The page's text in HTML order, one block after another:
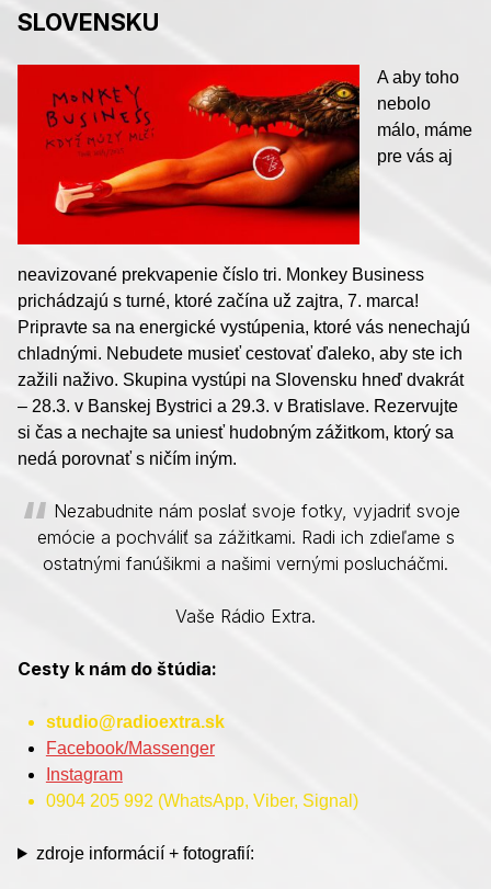
SLOVENSKU
A aby toho
nebolo
málo, máme
pre vás aj
neavizované prekvapenie číslo tri. Monkey Business
prichádzajú s turné, ktoré začína už zajtra, 7. marca!
Pripravte sa na energické vystúpenia, ktoré vás nenechajú
chladnými. Nebudete musieť cestovať ďaleko, aby ste ich
zažili naživo. Skupina vystúpi na Slovensku hneď dvakrát
– 28.3. v Banskej Bystrici a 29.3. v Bratislave. Rezervujte
si čas a nechajte sa uniesť hudobným zážitkom, ktorý sa
nedá porovnať s ničím iným.
Nezabudnite nám poslať svoje fotky, vyjadriť svoje
emócie a pochváliť sa zážitkami. Radi ich zdieľame s
ostatnými fanúšikmi a našimi vernými poslucháčmi.
Vaše Rádio Extra.
Cesty k nám do štúdia:
studio@radioextra.sk
Facebook/Massenger
Instagram
0904 205 992 (WhatsApp, Viber, Signal)
zdroje informácií + fotografií: